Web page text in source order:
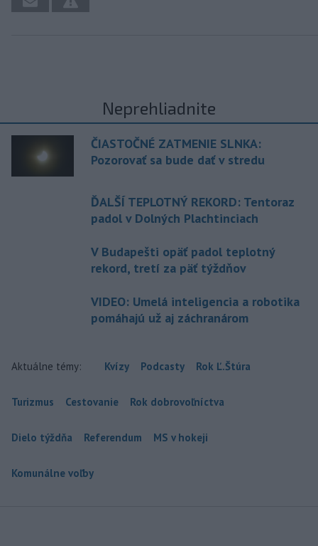
Neprehliadnite
ČIASTOČNÉ ZATMENIE SLNKA:
Pozorovať sa bude dať v stredu
ĎALŠÍ TEPLOTNÝ REKORD: Tentoraz
padol v Dolných Plachtinciach
V Budapešti opäť padol teplotný
rekord, tretí za päť týždňov
VIDEO: Umelá inteligencia a robotika
pomáhajú už aj záchranárom
Aktuálne témy: Kvízy Podcasty Rok Ľ.Štúra
Turizmus Cestovanie Rok dobrovoľníctva
Dielo týždňa Referendum MS v hokeji
Komunálne voľby